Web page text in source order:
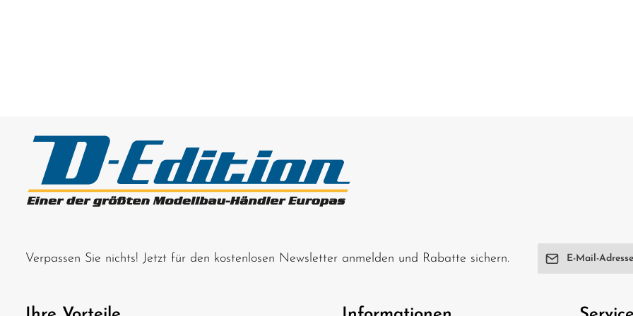
Verpassen Sie nichts! Jetzt für den kostenlosen Newsletter anmelden und Rabatte sichern. E-Mail-Adresse*
einverstanden.